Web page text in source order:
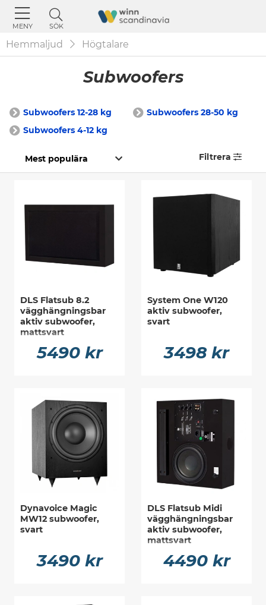
MENY SÖK
Hemmaljud Högtalare
Subwoofers
Subwoofers 12-28 kg
Subwoofers 28-50 kg
Subwoofers 4-12 kg
Filtrera
DLS Flatsub 8.2
vägghängningsbar
aktiv subwoofer,
mattsvart
5490 kr
System One W120
aktiv subwoofer,
svart
3498 kr
Dynavoice Magic
MW12 subwoofer,
svart
3490 kr
DLS Flatsub Midi
vägghängningsbar
aktiv subwoofer,
mattsvart
4490 kr